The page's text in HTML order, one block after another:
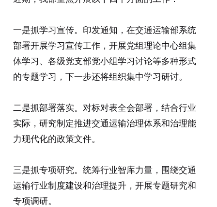
一是抓学习宣传。印发通知，在交通运输部系统
部署开展学习宣传工作，开展党组理论中心组集
体学习、各级党支部党小组学习讨论等多种形式
的专题学习，下一步还将组织集中学习研讨。
二是抓部署落实。对标对表全会部署，结合行业
实际，研究制定推进交通运输治理体系和治理能
力现代化的政策文件。
三是抓专项研究。统筹行业智库力量，围绕交通
运输行业制度建设和治理提升，开展专题研究和
专项调研。